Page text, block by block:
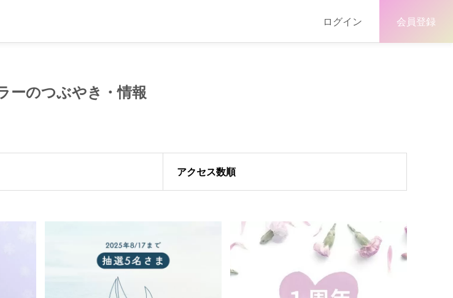
ログイン 会員登録
ーのつぶやき・情報
アクセス数順